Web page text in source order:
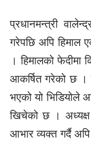
प्रधानमन्त्री
गरेपछि अपि हिमाल
। हिमालको
आकर्षित गरेको छ ।
भएको यो भिडियोले
खिचेको छ । अध्यक्ष
आभार व्यक्त गर्दै